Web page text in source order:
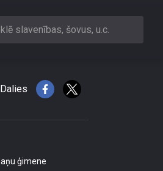
slavenības, šovus, u.c.
Dalies
ģimene